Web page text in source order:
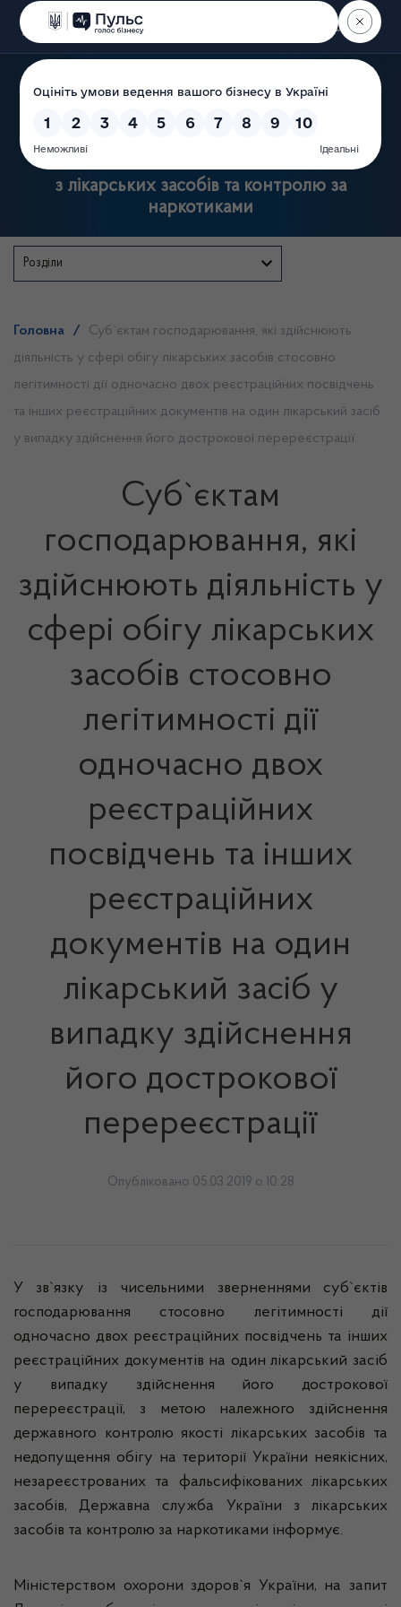
Пошук
Державна служба України
з лікарських засобів та контролю за
наркотиками
Розділи
Головна /
Суб`єктам господарювання, які здійснюють
діяльність у сфері обігу лікарських засобів стосовно
легітимності дії одночасно двох реєстраційних посвідчень
та інших реєстраційних документів на один лікарський засіб
у випадку здійснення його дострокової перереєстрації
Суб`єктам
господарювання, які
здійснюють діяльність у
сфері обігу лікарських
засобів стосовно
легітимності дії
одночасно двох
реєстраційних
посвідчень та інших
реєстраційних
документів на один
лікарський засіб у
випадку здійснення
його дострокової
перереєстрації
Опубліковано 05.03.2019 о 10:28
У зв`язку із чисельними зверненнями суб`єктів
господарювання стосовно легітимності дії
одночасно двох реєстраційних посвідчень та інших
реєстраційних документів на один лікарський засіб
у випадку здійснення його дострокової
перереєстрації, з метою належного здійснення
державного контролю якості лікарських засобів та
недопущення обігу на території України неякісних,
незареєстрованих та фальсифікованих лікарських
засобів, Державна служба України з лікарських
засобів та контролю за наркотиками інформує.
Міністерством охорони здоров`я України, на запит